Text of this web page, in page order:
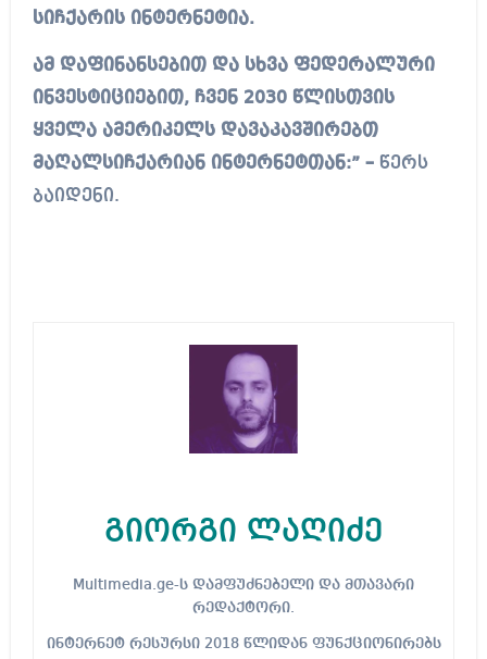
სიჩქარის ინტერნეტია.
ამ დაფინანსებით და სხვა ფედერალური
ინვესტიციებით, ჩვენ 2030 წლისთვის
ყველა ამერიკელს დავაკავშირებთ
მაღალსიჩქარიან ინტერნეტთან:” –წერს
ბაიდენი.
გიორგი ლაღიძე
Multimedia.ge-ს დამფუძნებელი და მთავარი
რედაქტორი.
ინტერნეტ რესურსი 2018 წლიდან ფუნქციონირებს